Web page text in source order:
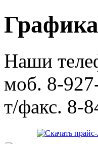
Наши
моб. 8-
т/факс. 8-